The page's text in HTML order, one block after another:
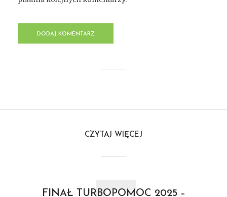
CZYTAJ WIĘCEJ
FINAŁ TURBOPOMOC 2025 –